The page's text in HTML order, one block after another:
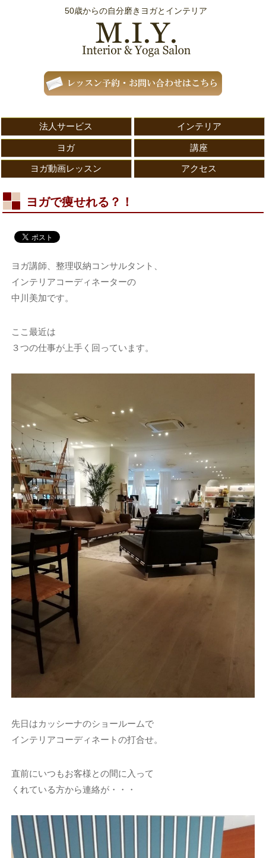
50歳からの自分磨きヨガとインテリア
法人サービス インテリア
ヨガ 講座
ヨガ動画レッスン アクセス
ヨガで痩せれる？！
ヨガ講師、整理収納コンサルタント、
インテリアコーディネーターの
中川美加です。
ここ最近は
３つの仕事が上手く回っています。
先日はカッシーナのショールームで
インテリアコーディネートの打合せ。
直前にいつもお客様との間に入って
くれている方から連絡が・・・